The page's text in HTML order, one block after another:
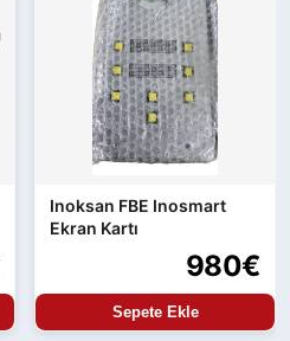
Inoksan FBE Inosmart
Ekran Kartı
980€
Sepete Ekle